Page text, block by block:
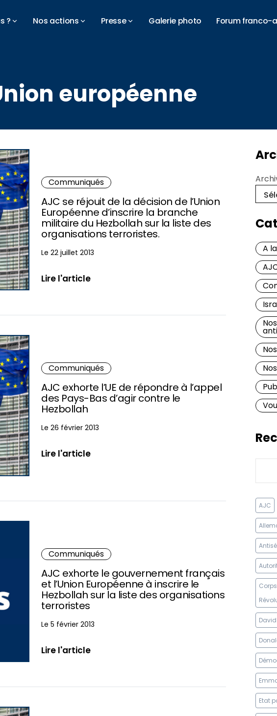
? Nos actions Presse Galerie photo
Forum franco-
européenne
Communiqués
AJC se réjouit de la décision de l’Union
Européenne d’inscrire la branche
militaire du Hezbollah sur la liste des
organisations terroristes.
Le 22 juillet 2013
Lire l'article
Communiqués
AJC exhorte l’UE de répondre à l’appel
des Pays-Bas d’agir contre le
Hezbollah
Le 26 février 2013
Lire l'article
Communiqués
AJC exhorte le gouvernement français
et l’Union Européenne à inscrire le
Hezbollah sur la liste des organisations
terroristes
Le 5 février 2013
Lire l'article
A
AJC
Etat